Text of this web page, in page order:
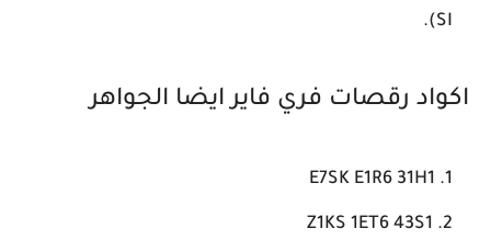
SI).
اكواد رقصات فري فاير ايضا الجواهر
E7SK E1R6 31H1
Z1KS 1ET6 43S1